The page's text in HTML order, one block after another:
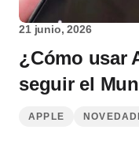
21 junio, 2026
¿Cómo usar
seguir el
APPLE